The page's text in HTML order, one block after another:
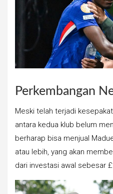
Perkembangan
Meski telah terjadi
antara kedua klub belum
berharap bisa menjual
atau lebih, yang akan
dari investasi awal sebesar